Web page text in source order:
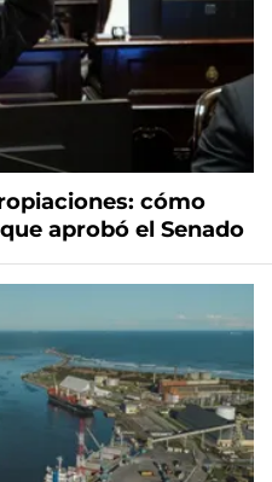
cómo
aprobó el Senado